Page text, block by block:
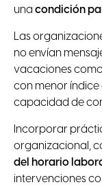
una condición
Las
no envían
vacaciones
con menor
capacidad de
Incorporar
organizacional,
del horario
intervenciones